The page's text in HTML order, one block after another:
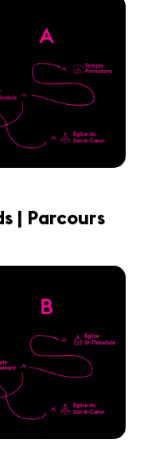
| Parcours